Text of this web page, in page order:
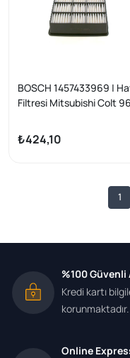
BOSCH 1457433969 |
Filtresi Mitsubishi Colt
Outlander 03-10 Pajero
Pinin
₺424,10
1
%100 Güvenli
Kredi kartı
korunmaktadır.
Online